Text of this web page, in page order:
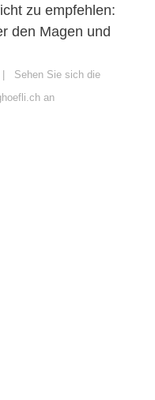
zu empfehlen:
den Magen und
Sehen Sie sich die
an